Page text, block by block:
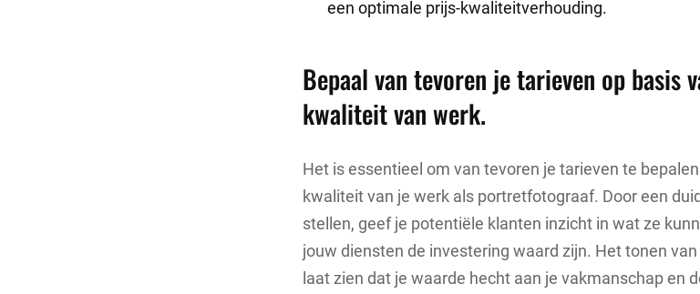
een optimale prijs-kwaliteitverhouding.
Bepaal van tevoren je tarieven op basis
kwaliteit van werk.
Het is essentieel om van tevoren je tarieven te
kwaliteit van je werk als portretfotograaf. Door een
stellen, geef je potentiële klanten inzicht in wat ze
jouw diensten de investering waard zijn. Het tonen
laat zien dat je waarde hecht aan je vakmanschap en